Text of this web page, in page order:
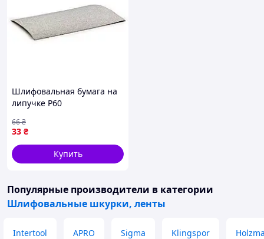
Шлифовальная бумага на
липучке P60
размером 250х13,5 мм для
качественной обработки
поверхности
33 ₴
66₴
Купить
Популярные производители в категории
Шлифовальные шкурки, ленты
Intertool APRO Sigma Klingspor